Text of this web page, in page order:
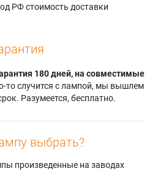
РФ стоимость доставки
180 дней, на совместимые
то случится с лампой, мы вышлем
Разумеется, бесплатно.
выбрать?
произведенные на заводах